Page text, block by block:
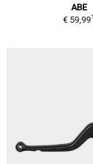
ABE
€ 59,991